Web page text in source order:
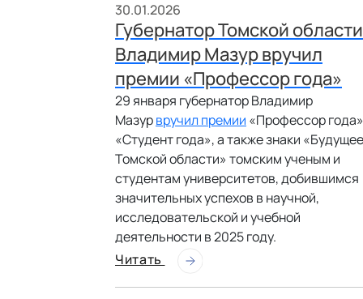
30.01.2026
Губернатор Томской области
Владимир Мазур вручил
премии «Профессор года»
29 января губернатор Владимир
Мазурвручил премии «Профессор
«Студент года», а также знаки «Будущее
Томской области» томским ученым и
студентам университетов, добившимся
значительных успехов в научной,
исследовательской и учебной
деятельности в 2025 году.
Читать